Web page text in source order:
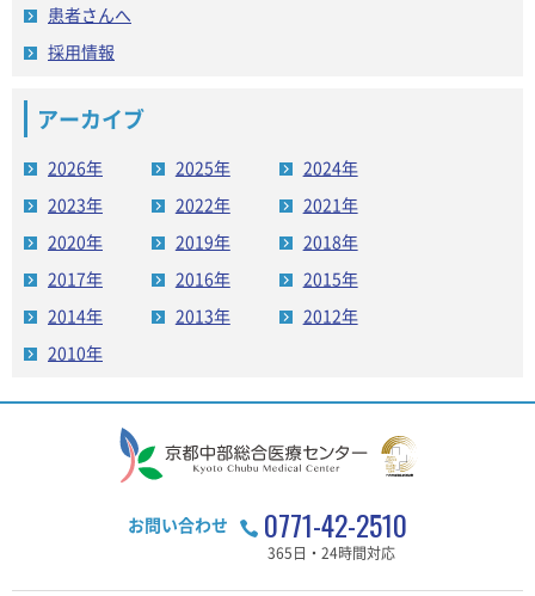
患者さんへ
採用情報
アーカイブ
2026年 2025年
2024年
2023年
2022年
2021年
2020年
2019年
2018年
2017年
2016年
2015年
2014年
2013年
2012年
2010年
お問い合わせ 0771-42-2510
365日・24時間対応